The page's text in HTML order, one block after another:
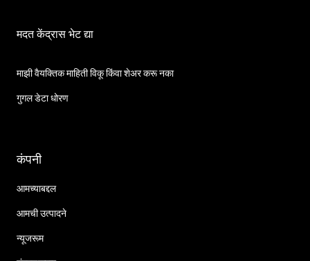
मदत केंद्रास भेट द्या
माझी वैयक्तिक माहिती विकू किंवा शेअर करू नका
गुगल डेटा धोरण
कंपनी
आमच्याबद्दल
आमची उत्पादने
न्यूजरूम